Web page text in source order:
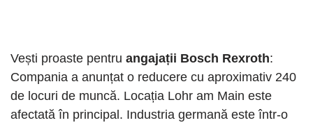
Vești proaste pentru angajații Bosch Rexroth:
Compania a anunțat o reducere cu aproximativ 240
de locuri de muncă. Locația Lohr am Main este
afectată în principal. Industria germană este într-o